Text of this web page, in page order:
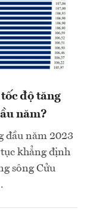
độ tăng
năm?
đầu năm 2023
khẳng định
sông Cửu